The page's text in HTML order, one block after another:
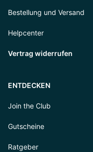
Bestellung und Versand
Helpcenter
Vertrag widerrufen
ENTDECKEN
Join the Club
Gutscheine
Ratgeber